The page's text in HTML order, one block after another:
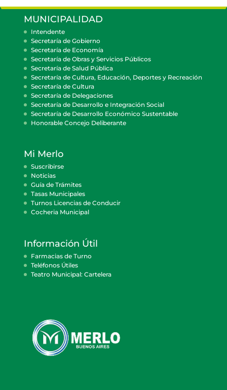
MUNICIPALIDAD
Intendente
Secretaría de Gobierno
Secretaría de Economía
Secretaría de Obras y Servicios Públicos
Secretaría de Salud Pública
Secretaría de Cultura, Educación, Deportes y Recreación
Secretaría de Cultura
Secretaría de Delegaciones
Secretaría de Desarrollo e Integración Social
Secretaría de Desarrollo Económico Sustentable
Honorable Concejo Deliberante
Mi Merlo
Suscribirse
Noticias
Guía de Trámites
Tasas Municipales
Turnos Licencias de Conducir
Cocheria Municipal
Información Útil
Farmacias de Turno
Teléfonos Útiles
Teatro Municipal: Cartelera